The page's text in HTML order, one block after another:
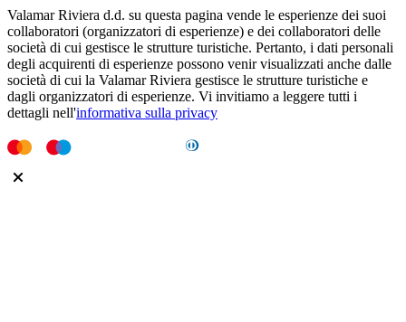
Valamar Riviera d.d. su questa pagina vende le esperienze dei suoi
collaboratori (organizzatori di esperienze) e dei collaboratori delle
società di cui gestisce le strutture turistiche. Pertanto, i dati personali
degli acquirenti di esperienze possono venir visualizzati anche dalle
società di cui la Valamar Riviera gestisce le strutture turistiche e
dagli organizzatori di esperienze. Vi invitiamo a leggere tutti i
dettagli nell'informativa sulla privacy